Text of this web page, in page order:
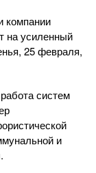
компании
на усиленный
25 февраля,
систем
и